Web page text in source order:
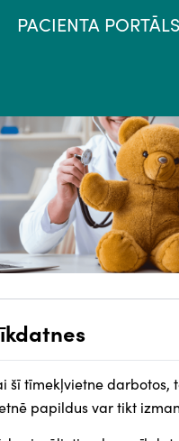
PACIENTA PORTĀLS
ZVANU
šī tīmekļvietne darbotos,
papildus var tikt